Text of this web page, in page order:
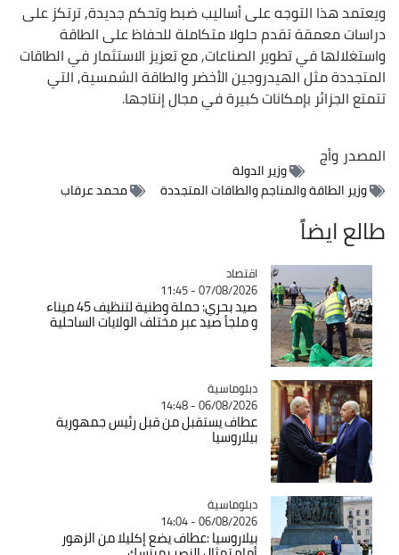
ويعتمد هذا التوجه على أساليب ضبط وتحكم جديدة, ترتكز على
دراسات معمقة تقدم حلولا متكاملة للحفاظ على الطاقة
واستغلالها في تطوير الصناعات, مع تعزيز الاستثمار في الطاقات
المتجددة مثل الهيدروجين الأخضر والطاقة الشمسية, التي
تتمتع الجزائر بإمكانات كبيرة في مجال إنتاجها.
المصدروأج
وزير الدولة
وزير الطاقة والمناجم والطاقات المتجددة
محمد عرقاب
طالع ايضاً
Catégorie
اقتصاد
07/08/2026 - 11:45
صيد بحري: حملة وطنية لتنظيف 45 ميناء
و ملجأ صيد عبر مختلف الولايات الساحلية
Catégorie
دبلوماسية
06/08/2026 - 14:48
عطاف يستقبل من قبل رئيس جمهورية
بيلاروسيا
Catégorie
دبلوماسية
06/08/2026 - 14:04
بيلاروسيا :عطاف يضع إكليلا من الزهور